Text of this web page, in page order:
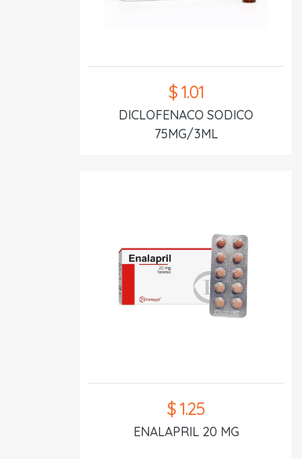
$ 1.01
DICLOFENACO SODICO
75MG/3ML
$ 1.25
ENALAPRIL 20 MG